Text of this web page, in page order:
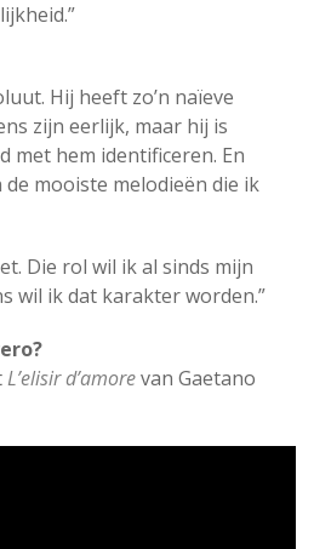
Hij heeft zo’n naïeve
zijn eerlijk, maar hij is
met hem identificeren. En
de mooiste melodieën die ik
Die rol wil ik al sinds mijn
wil ik dat karakter worden.”
L’elisir d’amorevan Gaetano